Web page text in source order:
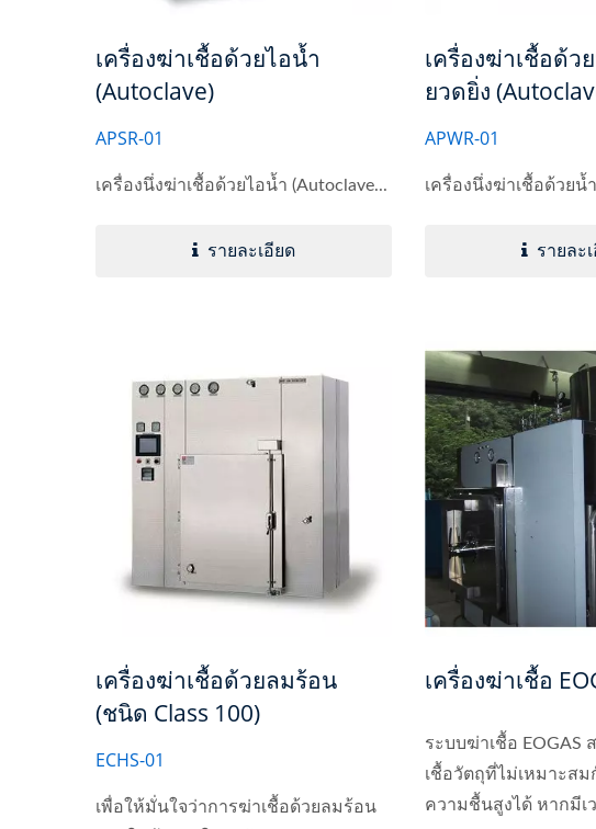
เครื่องฆ่าเชื้อด้วยไอน้ำ
(Autoclave)
APSR-01
เครื่องนึ่งฆ่าเชื้อด้วยไอน้ำ (Autoclave...
รายละเอียด
เครื่องฆ่าเชื้อด้ว
ยวดยิ่ง
APWR-01
เครื่องนึ่งฆ่าเชื้อด้วยน้
รายละ
เครื่องฆ่าเชื้อด้วยลมร้อน
(ชนิด Class 100)
ECHS-01
เพื่อให้มั่นใจว่าการฆ่าเชื้อด้วยลมร้อน
เครื่องฆ่าเชื้อ
ระบบฆ่าเชื้อ EOGAS
เชื้อวัตถุที่ไม่เหมาะส
ความชื้นสูงได้ หากมีเ